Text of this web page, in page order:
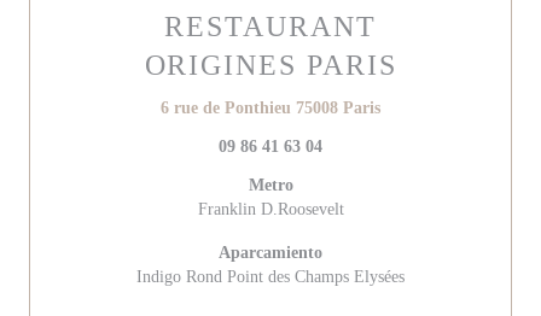
RESTAURANT
ORIGINES PARIS
6 rue de Ponthieu 75008 Paris((abre en una nueva
09 86 41 63 04
Metro
Franklin D.Roosevelt
Aparcamiento
Indigo Rond Point des Champs Elysées